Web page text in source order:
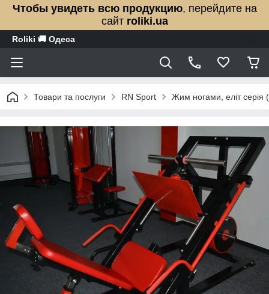
Чтобы увидеть всю продукцию, перейдите на
сайт roliki.ua
Roliki 🚚 Одеса
Товари та послуги RN Sport Жим ногами, еліт